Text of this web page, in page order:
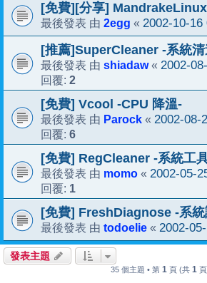
[免費][分享]
最後發表 由 2egg « 2002-10-16
[推薦]SuperCleaner -系統
最後發表 由 shiadaw« 2002-
回覆: 2
[免費] Vcool -CPU 降溫-
最後發表 由 Parock « 2002-08-
回覆: 6
[免費] RegCleaner -系統工
最後發表 由 momo « 2002-05-
回覆: 1
[免費] FreshDiagnose -系統
最後發表 由 todoelie « 2002-
發表主題
35 個主題 • 第 1 頁 (共 1